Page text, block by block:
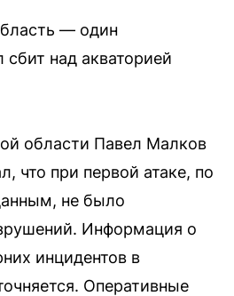
— один
над акваторией
области Павел Малков
что при первой атаке, по
не было
Информация о
инцидентов в
Оперативные